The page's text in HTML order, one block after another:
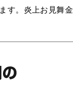
す。炎上お見舞金